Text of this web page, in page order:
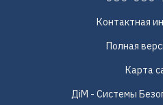
Контактная
Полная
Карта
ДіМ - Системы